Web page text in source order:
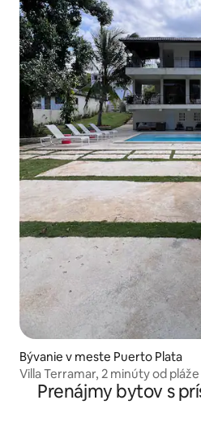
Bývanie v meste Puerto Plata
Villa Terramar, 2 minúty od pláže
Prenájmy bytov s